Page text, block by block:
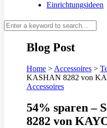
Einrichtungsideen
Blog Post
Home > Accessoires >
KASHAN 8282 von
Accessoires
54% sparen –
8282 von